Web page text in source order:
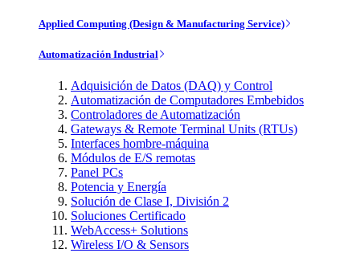
Applied Computing (Design & Manufacturing Service)
Automatización Industrial
Adquisición de Datos (DAQ) y Control
Automatización de Computadores Embebidos
Controladores de Automatización
Gateways & Remote Terminal Units (RTUs)
Interfaces hombre-máquina
Módulos de E/S remotas
Panel PCs
Potencia y Energía
Solución de Clase I, División 2
Soluciones Certificado
WebAccess+ Solutions
Wireless I/O & Sensors